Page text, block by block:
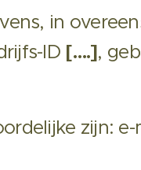
in
ID [….],
zijn: e-